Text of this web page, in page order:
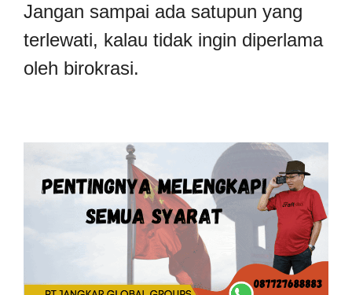
Jangan sampai ada satupun yang
terlewati, kalau tidak ingin diperlama
oleh birokrasi.